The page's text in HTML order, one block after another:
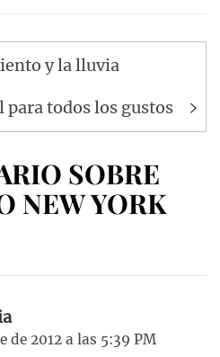
y la lluvia
para todos los gustos
SOBRE
NEW YORK
de 2012 a las 5:39 PM